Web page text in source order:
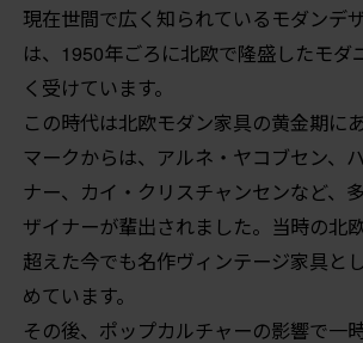
現在世間で広く知られているモダンデ
は、1950年ごろに北欧で隆盛したモダ
く受けています。
この時代は北欧モダン家具の黄金期に
マークからは、アルネ・ヤコブセン、
ナー、カイ・クリスチャンセンなど、
ザイナーが輩出されました。当時の北
超えた今でも名作ヴィンテージ家具と
めています。
その後、ポップカルチャーの影響で一